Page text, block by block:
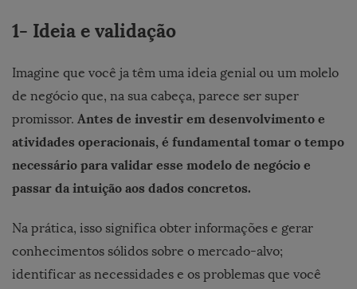
1- Ideia e validação
Imagine que você ja têm uma ideia genial ou um molelo
de negócio que, na sua cabeça, parece ser super
promissor. Antes de investir em desenvolvimento e
atividades operacionais, é fundamental tomar o tempo
necessário para validar esse modelo de negócio e
passar da intuição aos dados concretos.
Na prática, isso significa obter informações e gerar
conhecimentos sólidos sobre o mercado-alvo;
identificar as necessidades e os problemas que você